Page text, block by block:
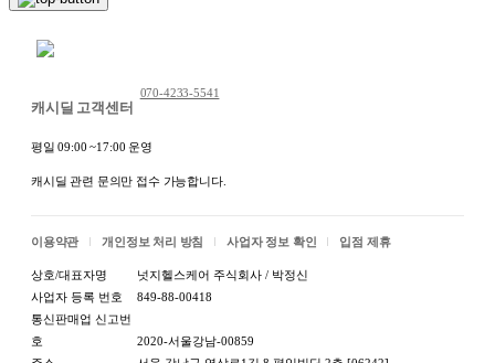
캐시딜 고객센터
070-4233-5541
평일 09:00 ~17:00 운영
캐시딜 관련 문의만 접수 가능합니다.
이용약관 개인정보 처리 방침 사업자 정보 확인 입점 제휴
상호/대표자명
넛지헬스케어 주식회사 / 박정신
사업자 등록 번호
849-88-00418
통신판매업 신고번
호
2020-서울강남-00859